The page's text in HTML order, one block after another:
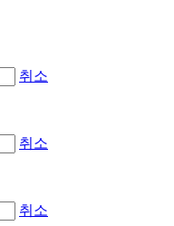
취소
취소
취소